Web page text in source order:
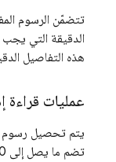
تتضمّن الرسوم
الدقيقة التي يجب
هذه التفاصيل
عمليات قراءة
يتم تحصيل رسوم